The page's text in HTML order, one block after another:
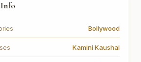
Bollywood
Kamini Kaushal